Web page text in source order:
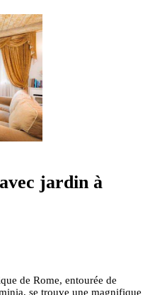
jardin à
de Rome, entourée de
se trouve une magnifique